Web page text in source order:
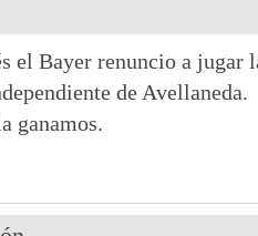
el Bayer renuncio a jugar
de Avellaneda.
ganamos.